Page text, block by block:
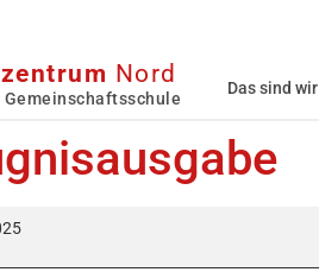
Nord
Gemeinschaftsschule
Das sind wir